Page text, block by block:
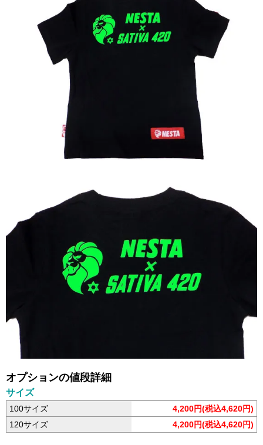
オプションの値段詳細
サイズ
100サイズ
4,200円(税込4,620円)
120サイズ
4,200円(税込4,620円)